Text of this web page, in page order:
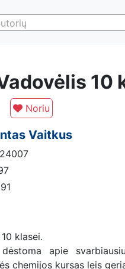
10
Noriu
Vaitkus
klasei.
apie
chemijos kursas leis